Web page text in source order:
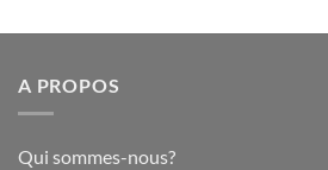
était : est :
A PROPOS
Qui sommes-nous?